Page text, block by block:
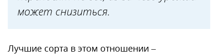
может снизиться.
Лучшие сорта в этом отношении –